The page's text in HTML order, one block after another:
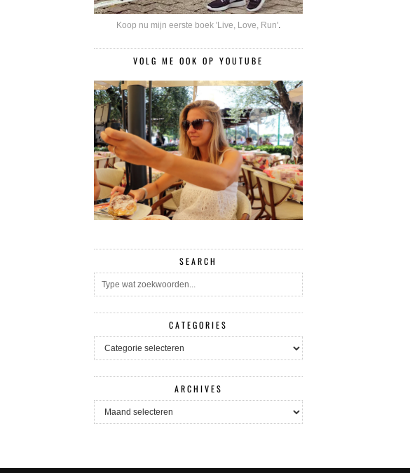
Koop nu mijn eerste boek 'Live, Love, Run'.
VOLG ME OOK OP YOUTUBE
SEARCH
CATEGORIES
CATEGORIES
ARCHIVES
ARCHIVES